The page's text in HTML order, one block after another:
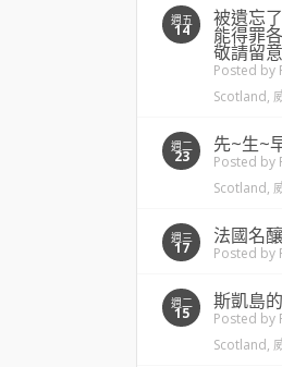
週五
14
被遺忘
能得罪
敬請留
Posted by
Scotland,
週二
23
先~生~
Posted by
Scotland,
週三
17
法國名
Posted by
週二
15
斯凱島
Posted by
Scotland,